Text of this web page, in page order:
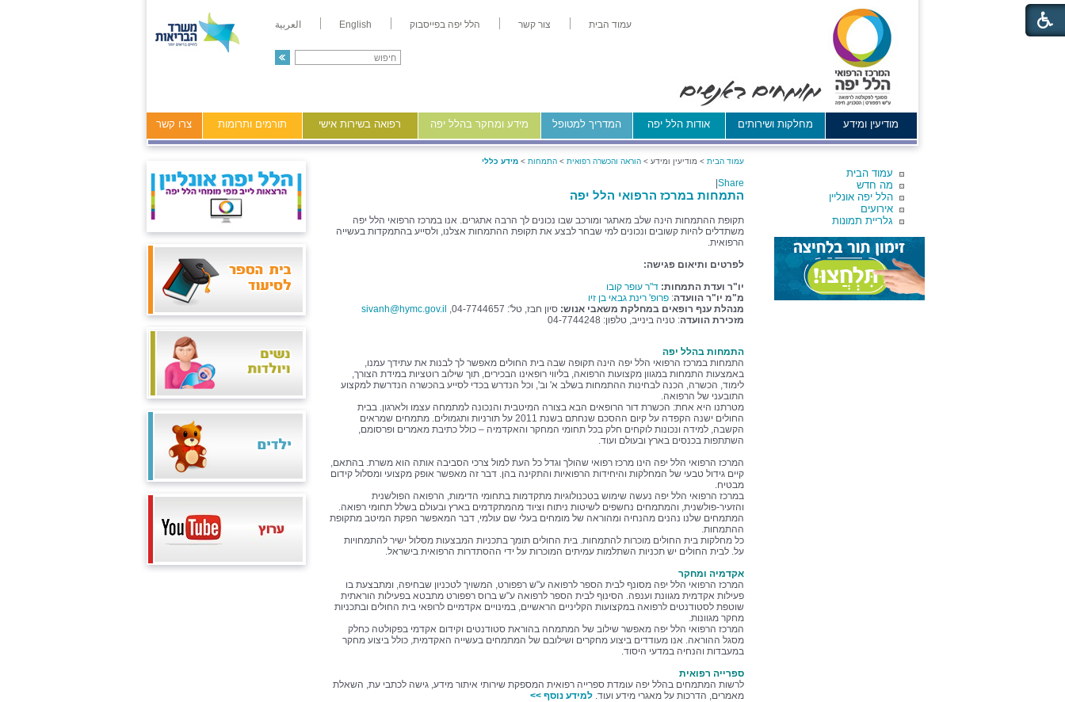
עמוד הבית צור קשר הלל יפה בפייסבוק English العربية
מודיעין ומידע מחלקות ושירותים אודות הלל יפה המדריך למטופל מידע ומחקר בהלל יפה רפואה בשירות אישי תורמים ותרומות צרו קשר
עמוד הבית
מה חדש
הלל יפה אונליין
אירועים
גלריית תמונות
עמוד הבית > מודיעין ומידע > הוראה והכשרה רפואית > התמחות > מידע כללי
Share
התמחות במרכז הרפואי הלל יפה
תקופת ההתמחות הינה שלב מאתגר ומורכב שבו נכונים לך הרבה אתגרים. אנו במרכז הרפואי הלל יפה
משתדלים להיות קשובים ונכונים למי שבחר לבצע את תקופת ההתמחות אצלנו, ולסייע בהתמקדות בעשייה
הרפואית.
לפרטים ותיאום פגישה:
יו"ר ועדת התמחות: ד"ר עופר קובו
מ"מ יו"ר הוועדה: פרופ' רינת גבאי בן זיו
מנהלת ענף רופאים במחלקת משאבי אנוש: סיון חבז, טל': 04-7744657,
sivanh@hymc.gov.il
מזכירת הוועדה: טניה בינייב, טלפון: 04-7744248
התמחות בהלל יפה
התמחות במרכז הרפואי הלל יפה הינה תקופה שבה בית החולים מאפשר לך לבנות את עתידך עמנו,
באמצעות התמחות במגוון מקצועות הרפואה, בליווי רופאינו הבכירים, תוך שילוב רוטציות במידת הצורך,
לימוד, הכשרה, הכנה לבחינות ההתמחות בשלב א' וב', וכל הנדרש בכדי לסייע בהכשרה הנדרשת למקצוע
התובעני של הרפואה.
מטרתנו היא אחת: הכשרת דור הרופאים הבא בצורה המיטבית והנכונה למתמחה עצמו ולארגון. בבית
החולים ישנה הקפדה על קיום ההסכם שנחתם בשנת 2011 על תורניות ותגמולים. מתמחים שמראים
הקשבה, למידה ונכונות לוקחים חלק בכל תחומי המחקר והאקדמיה – כולל כתיבת מאמרים ופרסומם,
השתתפות בכנסים בארץ ובעולם ועוד.
המרכז הרפואי הלל יפה הינו מרכז רפואי שהולך וגדל כל העת למול צרכי הסביבה אותה הוא משרת. בהתאם,
קיים גידול טבעי של המחלקות והיחידות הרפואיות והתקינה בהן. דבר זה מאפשר אופק מקצועי ומסלול קידום
מבטיח.
במרכז הרפואי הלל יפה נעשה שימוש בטכנולוגיות מתקדמות בתחומי הדימות, הרפואה הפולשנית
והזעיר-פולשנית, והמתמחים נחשפים לשיטות ניתוח וציוד מהמתקדמים בארץ ובעולם בשלל תחומי רפואה.
המתמחים שלנו נהנים מהנחיה ומהוראה של מומחים בעלי שם עולמי, דבר המאפשר הפקת המיטב מתקופת
ההתמחות.
כל מחלקות בית החולים מוכרות להתמחות. בית החולים תומך בתכניות המבצעות מסלול ישיר להתמחויות
על. לבית החולים יש תכניות השתלמות עמיתים המוכרות על ידי ההסתדרות הרפואית בישראל.
אקדמיה ומחקר
המרכז הרפואי הלל יפה מסונף לבית הספר לרפואה ע"ש רפפורט, המשויך לטכניון שבחיפה, ומתבצעת בו
פעילות אקדמית מגוונת וענפה. הסינוף לבית הספר לרפואה ע"ש ברוס רפפורט מתבטא בפעילות הוראתית
שוטפת לסטודנטים לרפואה במקצועות הקליניים הראשיים, במינויים אקדמיים לרופאי בית החולים ובתכניות
מחקר מגוונות.
המרכז הרפואי הלל יפה מאפשר שילוב של המתמחה בהוראת סטודנטים וקידום אקדמי בפקולטה כחלק
מסגל ההוראה. אנו מעודדים ביצוע מחקרים ושילובם של המתמחים בעשייה האקדמית, כולל ביצוע מחקר
במעבדות והנחיה במדעי היסוד.
ספרייה רפואית
לרשות המתמחים בהלל יפה עומדת ספרייה רפואית המספקת שירותי איתור מידע, גישה לכתבי עת, השאלת
מאמרים, הדרכות על מאגרי מידע ועוד. למידע נוסף >>